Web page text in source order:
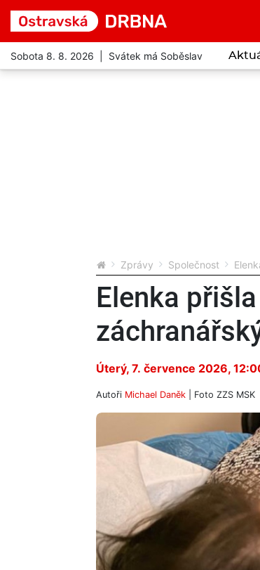
Sobota 8. 8. 2026 | Svátek má Soběslav
Zprávy Společnost
Elenka
Úterý, 7. července 2026,
Autoři Michael Daněk | Foto ZZS MSK